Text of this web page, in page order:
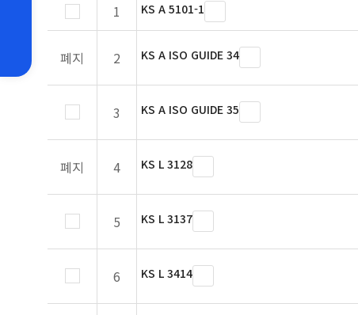
1 KS A 5101-1
폐지 2 KS A ISO GUIDE 34
3 KS A ISO GUIDE 35
폐지 4 KS L 3128
5 KS L 3137
6 KS L 3414